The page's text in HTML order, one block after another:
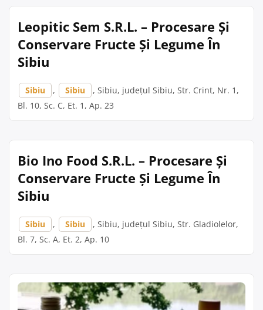
Leopitic Sem S.R.L. – Procesare Și
Conservare Fructe Și Legume În
Sibiu
Sibiu , Sibiu
, Sibiu, județul Sibiu, Str. Crint, Nr. 1,
Bl. 10, Sc. C, Et. 1, Ap. 23
Bio Ino Food S.R.L. – Procesare Și
Conservare Fructe Și Legume În
Sibiu
Sibiu , Sibiu
, Sibiu, județul Sibiu, Str. Gladiolelor,
Bl. 7, Sc. A, Et. 2, Ap. 10